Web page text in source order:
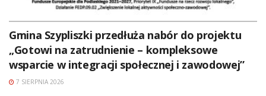
Gmina Szypliszki przedłuża nabór do projektu
„Gotowi na zatrudnienie – kompleksowe
wsparcie w integracji społecznej i zawodowej”
7 SIERPNIA 2026